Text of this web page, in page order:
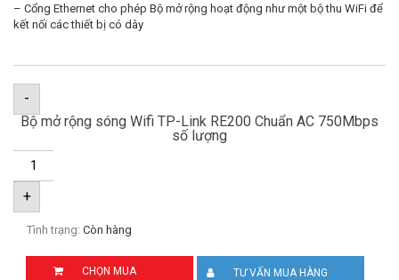
– Cổng Ethernet cho phép Bộ mở rộng hoạt động như một bộ thu WiFi để
kết nối các thiết bị có dây
-
Bộ mở rộng sóng Wifi TP-Link RE200 Chuẩn AC 750Mbps
số lượng
+
Tình trạng: Còn hàng
CHỌN MUA TƯ VẤN MUA HÀNG